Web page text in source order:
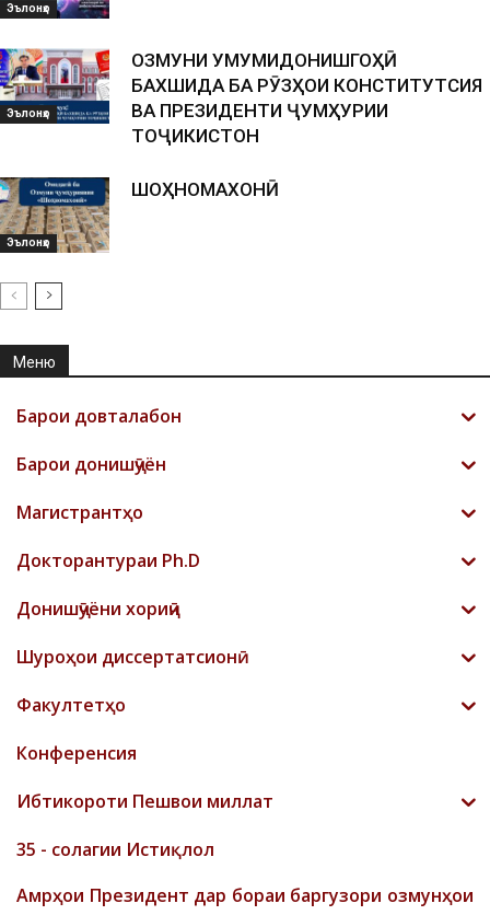
Эълонҳо
Эълонҳо
ОЗМУНИ УМУМИДОНИШГОҲӢ
БАХШИДА БА РӮЗҲОИ КОНСТИТУТСИЯ
ВА ПРЕЗИДЕНТИ ҶУМҲУРИИ
ТОҶИКИСТОН
Эълонҳо
ШОҲНОМАХОНӢ
Меню
Барои довталабон
Барои донишҷӯён
Магистрантҳо
Докторантураи Ph.D
Донишҷӯёни хориҷӣ
Шyроҳои диссертатсионӣ
Факултетҳо
Конференсия
Ибтикороти Пешвои миллат
35 - солагии Истиқлол
Амрҳои Президент дар бораи баргузори озмунҳои